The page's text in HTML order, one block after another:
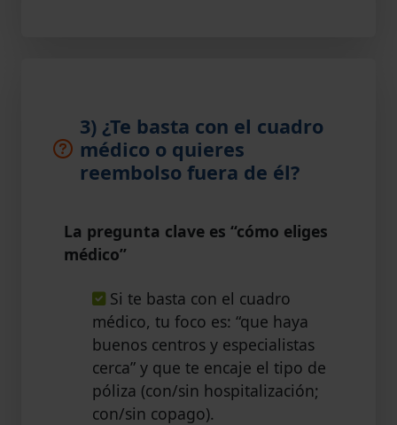
3) ¿Te basta con el cuadro
médico o quieres
reembolso fuera de él?
La pregunta clave es “cómo eliges
médico”
Si te basta con el cuadro
médico, tu foco es: “que haya
buenos centros y especialistas
cerca” y que te encaje el tipo de
póliza (con/sin hospitalización;
con/sin copago).